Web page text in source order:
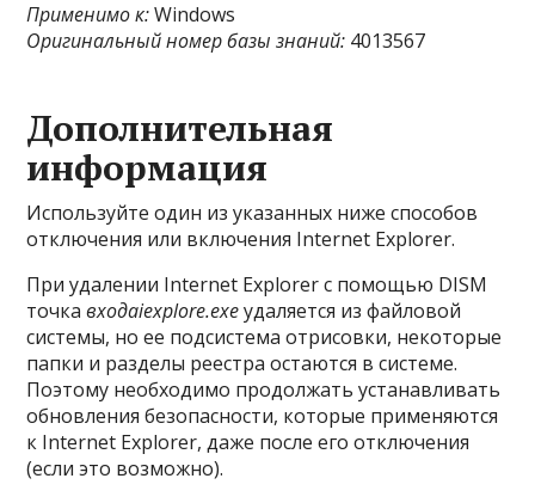
Применимо к:Windows
Оригинальный номер базы знаний: 4013567
Дополнительная
информация
Используйте один из указанных ниже способов
отключения или включения Internet Explorer.
При удалении Internet Explorer с помощью DISM
точкавходаiexplore.exeудаляется из файловой
системы, но ее подсистема отрисовки, некоторые
папки и разделы реестра остаются в системе.
Поэтому необходимо продолжать устанавливать
обновления безопасности, которые применяются
к Internet Explorer, даже после его отключения
(если это возможно).